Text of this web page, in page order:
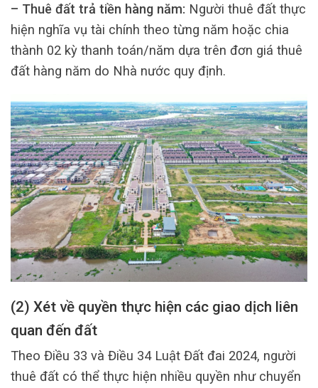
– Thuê đất trả tiền hàng năm: Người thuê đất thực
hiện nghĩa vụ tài chính theo từng năm hoặc chia
thành 02 kỳ thanh toán/năm dựa trên đơn giá thuê
đất hàng năm do Nhà nước quy định.
(2) Xét về quyền thực hiện các giao dịch liên
quan đến đất
Theo Điều 33 và Điều 34 Luật Đất đai 2024, người
thuê đất có thể thực hiện nhiều quyền như chuyển